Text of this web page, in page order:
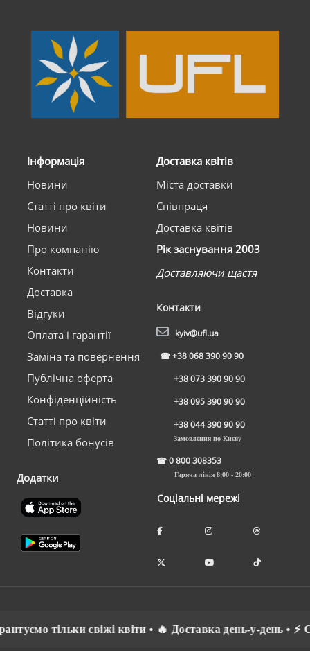
Інформація
Новини
Статті про квіти
Новини
Про компанію
Контакти
Доставка
Відгуки
Оплата і гарантії
Заміна та повернення
Публічна оферта
Конфіденційність
Статті про квіти
Політика бонусів
Додатки
Доставка квітів
Міста доставки
Співпраця
Доставка квітів
Рік заснування 2003
Доставляючи щастя
Контакти
kyiv@ufl.ua
☎+38 068 390 90 90
+38 073 390 90 90
+38 095 390 90 90
+38 044 390 90 90
Замовлення по Києву
☎0 800 308353
Гаряча лінія 8:00 - 20:00
Соціальні мережі
свіжі квіти • 🔥 Доставка день-у-день • ⚡